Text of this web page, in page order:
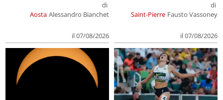
Aosta
di
Alessandro Bianchet
il 07/08/2026
Saint-Pierre
di
Fausto Vassoney
il 07/08/2026